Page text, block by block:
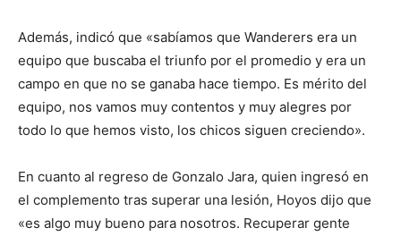
Además, indicó que «sabíamos que Wanderers era un
equipo que buscaba el triunfo por el promedio y era un
campo en que no se ganaba hace tiempo. Es mérito del
equipo, nos vamos muy contentos y muy alegres por
todo lo que hemos visto, los chicos siguen creciendo».
En cuanto al regreso de Gonzalo Jara, quien ingresó en
el complemento tras superar una lesión, Hoyos dijo que
«es algo muy bueno para nosotros. Recuperar gente